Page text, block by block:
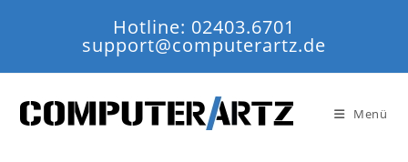
Hotline: 02403.6701
support@computerartz.de
Menü